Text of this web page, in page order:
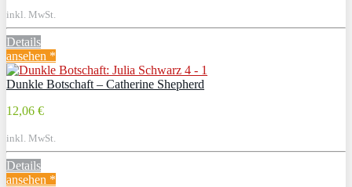
inkl. MwSt.
Details
ansehen *
Dunkle Botschaft – Catherine Shepherd
12,06 €
inkl. MwSt.
Details
ansehen *